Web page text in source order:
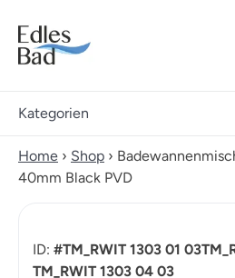
Kategorien
Home › Shop ›
40mm Black PVD
ID: #TM_RWIT 1303 01
TM_RWIT 1303 04 03